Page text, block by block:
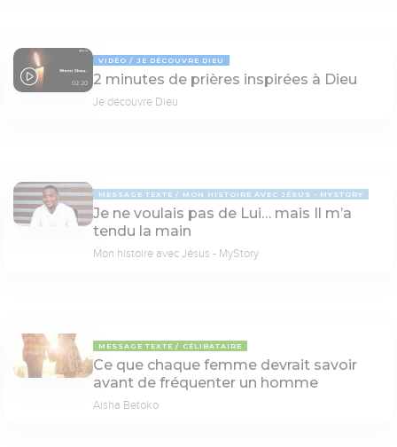
02:20
VIDÉO JE DÉCOUVRE DIEU
2 minutes de prières inspirées à Dieu
Je découvre Dieu
MESSAGE TEXTE MON HISTOIRE AVEC JÉSUS - MYSTORY
Je ne voulais pas de Lui… mais Il m’a
tendu la main
Mon histoire avec Jésus - MyStory
MESSAGE TEXTE CÉLIBATAIRE
Ce que chaque femme devrait savoir
avant de fréquenter un homme
Aisha Betoko